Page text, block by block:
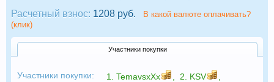
Расчетный взнос: 1208 руб.
В какой валюте оплачивать?
(клик)
Участники покупки
Участники покупки: 1. TemavsxXx 2. KSV